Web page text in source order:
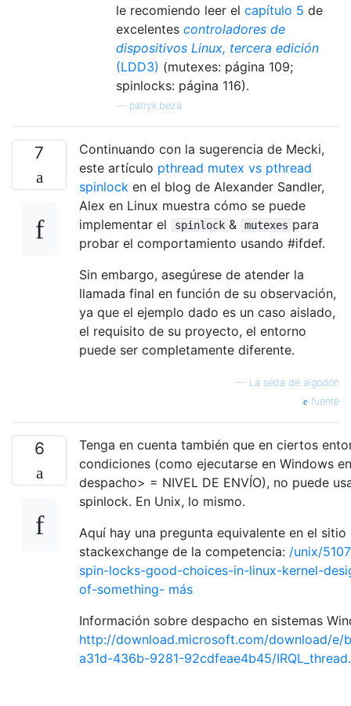
le recomiendo leer el capítulo 5 de
excelentes controladores de
dispositivos Linux, tercera edición
(LDD3) (mutexes: página 109;
spinlocks: página 116).
patryk.beza
7
Continuando con la sugerencia de Mecki,
este artículo pthread mutex vs pthread
spinlock en el blog de Alexander Sandler,
Alex en Linux muestra cómo se puede
implementar el
spinlock & mutexes para
probar el comportamiento usando #ifdef.
Sin embargo, asegúrese de atender la
llamada final en función de su observación,
ya que el ejemplo dado es un caso aislado,
el requisito de su proyecto, el entorno
puede ser completamente diferente.
— La seda de algodón
fuente
6
Tenga en cuenta también que en ciertos
condiciones (como ejecutarse en Windows
despacho> = NIVEL DE ENVÍO), no puede
spinlock. En Unix, lo mismo.
Aquí hay una pregunta equivalente en el sitio
stackexchange de la competencia: /unix/
spin-locks-good-choices-in-linux-kernel-
of-something- más
Información sobre despacho en sistemas
http://download.microsoft.com/download/e/
a31d-436b-9281-92cdfeae4b45/